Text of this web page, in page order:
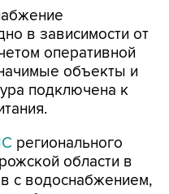
оперативной
объекты и
подключена к
регионального
с водоснабжением,
объектам